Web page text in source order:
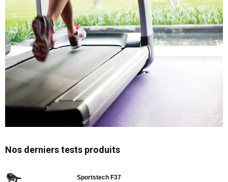
Nos derniers tests produits
Sportstech F37